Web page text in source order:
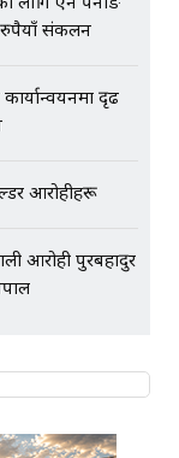
रुपैयाँ संकलन
कार्यान्वयनमा दृढ
आरोहीहरू
आरोही पुरबहादुर